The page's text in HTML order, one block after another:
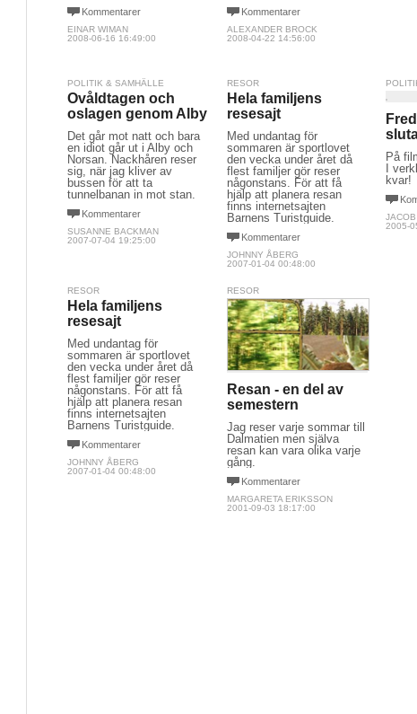
Kommentarer
EINAR WIMAN
2008-06-16 16:49:00
Kommentarer
ALEXANDER BROCK
2008-04-22 14:56:00
POLITIK & SAMHÄLLE
Ovåldtagen och
oslagen genom Alby
Det går mot natt och bara
en idiot går ut i Alby och
Norsan. Nackhåren reser
sig, när jag kliver av
bussen för att ta
tunnelbanan in mot stan.
Kommentarer
SUSANNE BACKMAN
2007-07-04 19:25:00
RESOR
Hela familjens
resesajt
Med undantag för
sommaren är sportlovet
den vecka under året då
flest familjer gör reser
någonstans. För att få
hjälp att planera resan
finns internetsajten
Barnens Turistguide.
Kommentarer
JOHNNY ÅBERG
2007-01-04 00:48:00
På
I
kvar!
2005-
RESOR
Hela familjens
resesajt
Med undantag för
sommaren är sportlovet
den vecka under året då
flest familjer gör reser
någonstans. För att få
hjälp att planera resan
finns internetsajten
Barnens Turistguide.
Kommentarer
JOHNNY ÅBERG
2007-01-04 00:48:00
RESOR
Resan - en del av
semestern
Jag reser varje sommar till
Dalmatien men själva
resan kan vara olika varje
gång.
Kommentarer
MARGARETA ERIKSSON
2001-09-03 18:17:00